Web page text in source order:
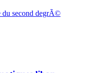
du second degrÃ©